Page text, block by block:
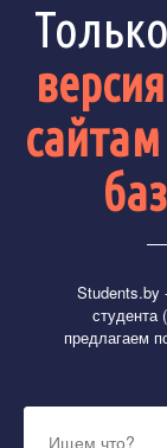
Students.by
студента
предлагаем